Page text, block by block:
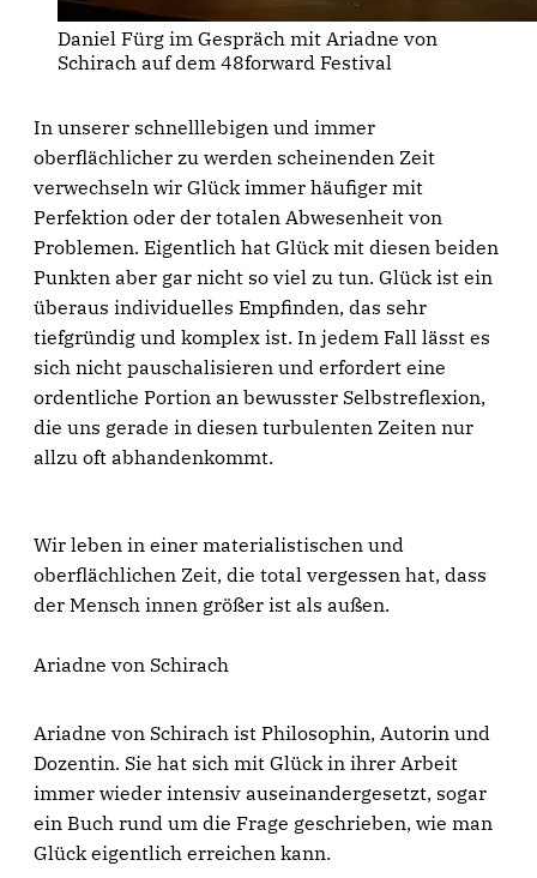
Daniel Fürg im Gespräch mit Ariadne von
Schirach auf dem 48forward Festival
In unserer schnelllebigen und immer
oberflächlicher zu werden scheinenden Zeit
verwechseln wir Glück immer häufiger mit
Perfektion oder der totalen Abwesenheit von
Problemen. Eigentlich hat Glück mit diesen beiden
Punkten aber gar nicht so viel zu tun. Glück ist ein
überaus individuelles Empfinden, das sehr
tiefgründig und komplex ist. In jedem Fall lässt es
sich nicht pauschalisieren und erfordert eine
ordentliche Portion an bewusster Selbstreflexion,
die uns gerade in diesen turbulenten Zeiten nur
allzu oft abhandenkommt.
Wir leben in einer materialistischen und
oberflächlichen Zeit, die total vergessen hat, dass
der Mensch innen größer ist als außen.
Ariadne von Schirach
Ariadne von Schirach ist Philosophin, Autorin und
Dozentin. Sie hat sich mit Glück in ihrer Arbeit
immer wieder intensiv auseinandergesetzt, sogar
ein Buch rund um die Frage geschrieben, wie man
Glück eigentlich erreichen kann.